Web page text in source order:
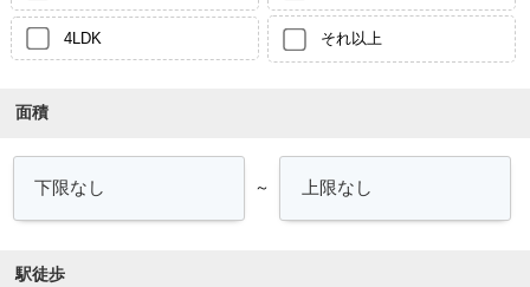
4LDK それ以上
面積
～
駅徒歩